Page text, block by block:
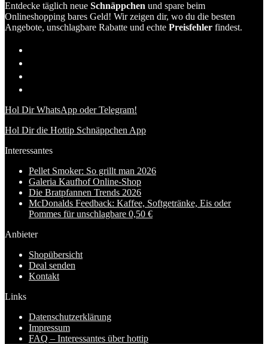
Entdecke täglich neue Schnäppchen und spare beim
Onlineshopping bares Geld! Wir zeigen dir, wo du die besten
Angebote, unschlagbare Rabatte und echte Preisfehler findest.
Hol Dir WhatsApp oder Telegram!
Hol Dir die Hottip Schnäppchen App
Interessantes
Pellet Smoker: So grillt man 2026
Galeria Kaufhof Online-Shop
Die Bratpfannen Trends 2026
McDonalds Feedback: Kaffee, Softgetränke, Eis oder
Pommes für unschlagbare 0,50 €
Anbieter
Shopübersicht
Deal senden
Kontakt
Links
Datenschutzerklärung
Impressum
FAQ – Interessantes über hottip